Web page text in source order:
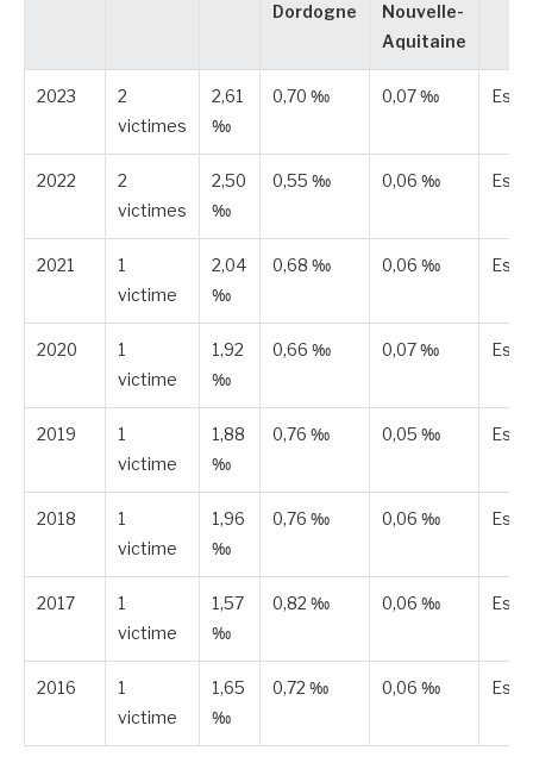
Dordogne
Nouvelle-
Aquitaine
2023
2
victimes
2,61
‰
0,70 ‰ 0,07 ‰
2022
2
victimes
2,50
‰
0,55 ‰ 0,06 ‰
2021
1
victime
2,04
‰
0,68 ‰ 0,06 ‰
2020
1
victime
1,92
‰
0,66 ‰ 0,07 ‰
2019
1
victime
1,88
‰
0,76 ‰ 0,05 ‰
2018
1
victime
1,96
‰
0,76 ‰ 0,06 ‰
2017
1
victime
1,57
‰
0,82 ‰ 0,06 ‰
2016
1
victime
1,65
‰
0,72 ‰ 0,06 ‰